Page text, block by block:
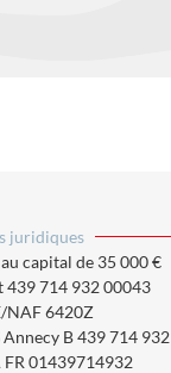
juridiques
au capital de 35 000 €
439 714 932 00043
NAF 6420Z
Annecy B 439 714 932
FR 01439714932